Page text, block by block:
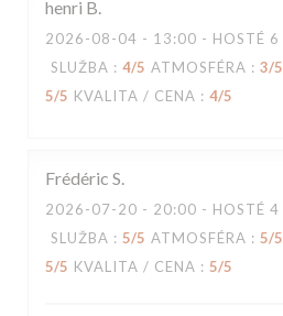
henri B
2026-08-04 - 13:00 - HOSTÉ 6
SLUŽBA : 4/5 ATMOSFÉRA : 3/5
5/5 KVALITA / CENA : 4/5
Frédéric S
2026-07-20 - 20:00 - HOSTÉ 4
SLUŽBA : 5/5 ATMOSFÉRA : 5/5
5/5 KVALITA / CENA : 5/5